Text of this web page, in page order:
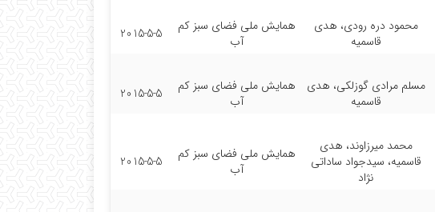
محمود دره رودی، هدی
قاسمیه
همایش ملی فضای سبز کم
آب
2015-5-5
مسلم مرادی گوزلکی، هدی
قاسمیه
همایش ملی فضای سبز کم
آب
2015-5-5
محمد میرزاوند، هدی
قاسمیه، سیدجواد ساداتی
نژاد
همایش ملی فضای سبز کم
آب
2015-5-5